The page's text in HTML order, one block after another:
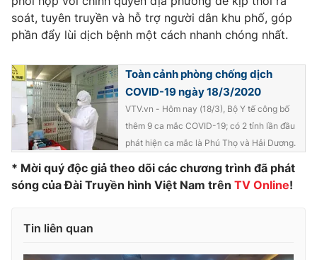
Giải sao mai
Làm đẹp
Chất lượng cuộc sống
Tuyển sinh
Công nghệ
Hitech Công nghệ tương lai
Sản phẩm
Thị trường
Tư vấn
Giao lưu trực tuyến
Lịch phát sóng
Chuyên mục khác
Emagazine Podcast
Photo
soát, tuyên truyền và hỗ trợ người dân khu phố, góp
phần đẩy lùi dịch bệnh một cách nhanh chóng nhất.
Toàn cảnh phòng chống dịch
COVID-19 ngày 18/3/2020
VTV.vn - Hôm nay (18/3), Bộ Y tế công bố
thêm 9 ca mắc COVID-19; có 2 tỉnh lần đầu
phát hiện ca mắc là Phú Thọ và Hải Dương.
* Mời quý độc giả theo dõi các chương trình đã phát
sóng của Đài Truyền hình Việt Nam trên TV Online!
Tin liên quan